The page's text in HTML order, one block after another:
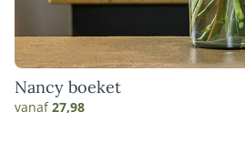
Nancy boeket
vanaf27,98